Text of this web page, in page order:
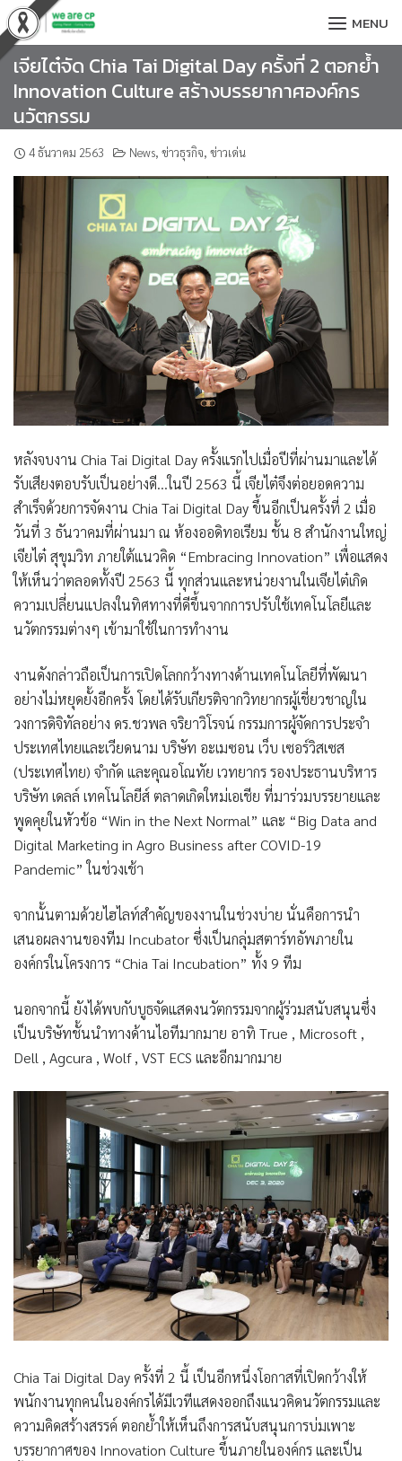
Skip
to
content
MENU
เจียไต๋จัด Chia Tai Digital Day ครั้งที่ 2 ตอกย้ำ
Innovation Culture สร้างบรรยากาศองค์กร
นวัตกรรม
4 ธันวาคม 2563 News, ข่าวธุรกิจ, ข่าวเด่น
หลังจบงาน Chia Tai Digital Day ครั้งแรกไปเมื่อปีที่ผ่านมาและได้
รับเสียงตอบรับเป็นอย่างดี…ในปี 2563 นี้ เจียไต๋จึงต่อยอดความ
สำเร็จด้วยการจัดงาน Chia Tai Digital Day ขึ้นอีกเป็นครั้งที่ 2 เมื่อ
วันที่ 3 ธันวาคมที่ผ่านมา ณ ห้องออดิทอเรียม ชั้น 8 สำนักงานใหญ่
เจียไต๋ สุขุมวิท ภายใต้แนวคิด “Embracing Innovation” เพื่อแสดง
ให้เห็นว่าตลอดทั้งปี 2563 นี้ ทุกส่วนและหน่วยงานในเจียไต๋เกิด
ความเปลี่ยนแปลงในทิศทางที่ดีขึ้นจากการปรับใช้เทคโนโลยีและ
นวัตกรรมต่างๆ เข้ามาใช้ในการทำงาน
งานดังกล่าวถือเป็นการเปิดโลกกว้างทางด้านเทคโนโลยีที่พัฒนา
อย่างไม่หยุดยั้งอีกครั้ง โดยได้รับเกียรติจากวิทยากรผู้เชี่ยวชาญใน
วงการดิจิทัลอย่าง ดร.ชวพล จริยาวิโรจน์ กรรมการผู้จัดการประจำ
ประเทศไทยและเวียดนาม บริษัท อะเมซอน เว็บ เซอร์วิสเซส
(ประเทศไทย) จำกัด และคุณอโณทัย เวทยากรรองประธานบริหาร
บริษัท เดลล์ เทคโนโลยีส์ ตลาดเกิดใหม่เอเชีย ที่มาร่วมบรรยายและ
พูดคุยในหัวข้อ “Win in the Next Normal” และ “Big Data and
Digital Marketing in Agro Business after COVID-19
Pandemic” ในช่วงเช้า
จากนั้นตามด้วยไฮไลท์สำคัญของงานในช่วงบ่าย นั่นคือการนำ
เสนอผลงานของทีม Incubator ซึ่งเป็นกลุ่มสตาร์ทอัพภายใน
องค์กรในโครงการ “Chia Tai Incubation” ทั้ง 9 ทีม
นอกจากนี้ ยังได้พบกับบูธจัดแสดงนวัตกรรมจากผู้ร่วมสนับสนุนซึ่ง
เป็นบริษัทชั้นนำทางด้านไอทีมากมาย อาทิ True , Microsoft ,
Dell , Agcura , Wolf , VST ECS และอีกมากมาย
Chia Tai Digital Day ครั้งที่ 2 นี้ เป็นอีกหนึ่งโอกาสที่เปิดกว้างให้
พนักงานทุกคนในองค์กรได้มีเวทีแสดงออกถึงแนวคิดนวัตกรรมและ
ความคิดสร้างสรรค์ ตอกย้ำให้เห็นถึงการสนับสนุนการบ่มเพาะ
บรรยากาศของ Innovation Culture ขึ้นภายในองค์กร และเป็น